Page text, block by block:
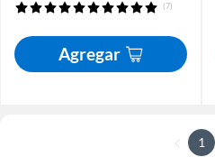
(7)
Agregar
1